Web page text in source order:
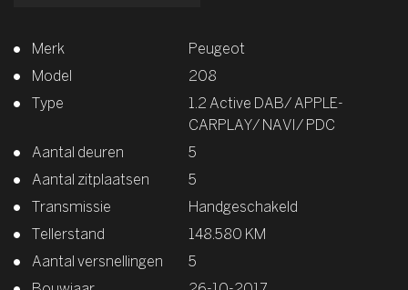
Merk
Peugeot
Model
208
Type
1.2 Active DAB/ APPLE-
CARPLAY/ NAVI/ PDC
Aantal deuren
5
Aantal zitplaatsen
5
Transmissie
Handgeschakeld
Tellerstand
148.580 KM
Aantal versnellingen
5